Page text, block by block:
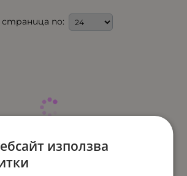
по:
използва